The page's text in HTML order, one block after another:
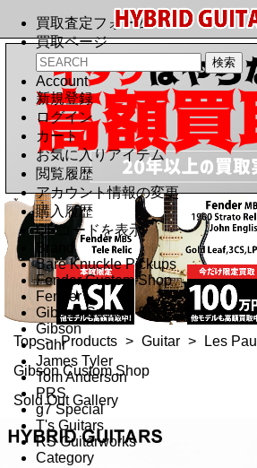
買取査定フォーム
買取ページ
Account
新規登録
ログイン
カート
お気に入りアイテム
閲覧履歴
アカウント情報の変更
購入履歴
QRコードを表示
Brand
Bare Knuckle Pickups
Fender Custom Shop
Fender
Gibson Custom Shop
Gibson
Suhr
James Tyler
Tom Anderson
PRS
g7 Special
T's Guitars
RS Guitarworks
Category
Top > Products > Guitar >
Les Paul
Gibson Custom Shop
Sold Out Gallery